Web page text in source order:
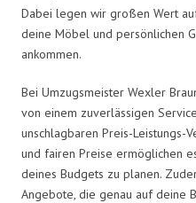
Dabei legen wir großen Wert
deine Möbel und persönlichen
ankommen.
Bei Umzugsmeister Wexler
von einem zuverlässigen
unschlagbaren Preis-Leistungs-
und fairen Preise ermöglichen
deines Budgets zu planen.
Angebote, die genau auf deine